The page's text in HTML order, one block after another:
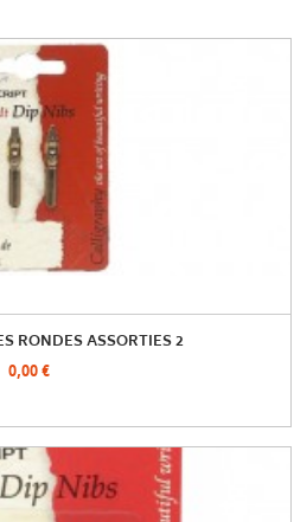
RONDES ASSORTIES 2
0,00 €